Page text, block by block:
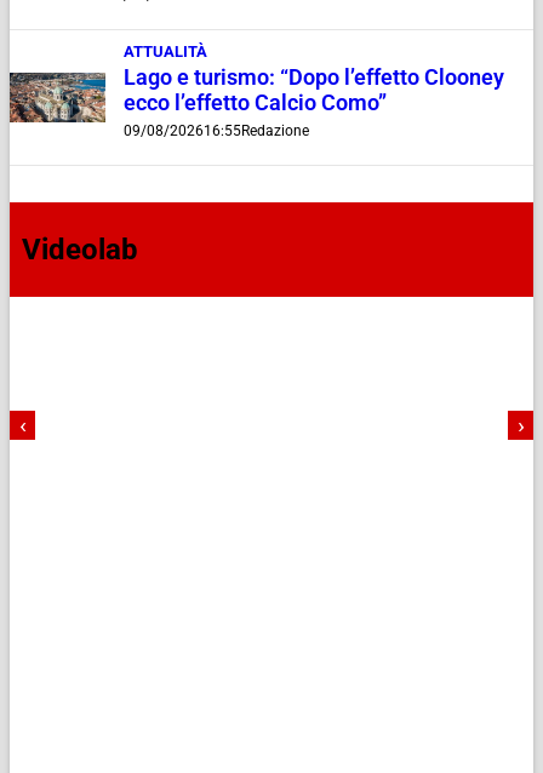
ATTUALITÀ
Lago e turismo: “Dopo l’effetto Clooney
ecco l’effetto Calcio Como”
09/08/202616:55Redazione
Videolab
‹ ›